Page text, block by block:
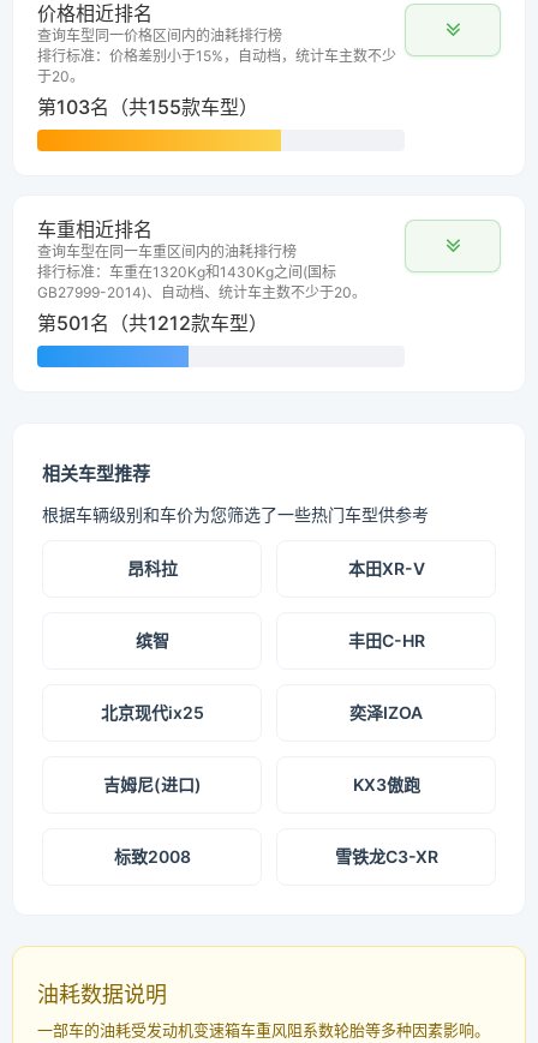
价格相近排名
查询车型同一价格区间内的油耗排行榜
排行标准：价格差别小于15%，自动档，统计车主数不少
于20。
第103名（共155款车型）
车重相近排名
查询车型在同一车重区间内的油耗排行榜
排行标准：车重在1320Kg和1430Kg之间(国标
GB27999-2014)、自动档、统计车主数不少于20。
第501名（共1212款车型）
相关车型推荐
根据车辆级别和车价为您筛选了一些热门车型供参考
昂科拉 本田XR-V
缤智 丰田C-HR
北京现代ix25 奕泽IZOA
吉姆尼(进口) KX3傲跑
标致2008 雪铁龙C3-XR
油耗数据说明
一部车的油耗受发动机变速箱车重风阻系数轮胎等多种因素影响。